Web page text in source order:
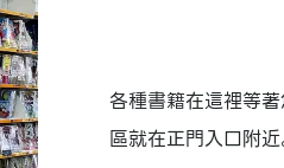
各種書籍在這裡等
區就在正門入口附近